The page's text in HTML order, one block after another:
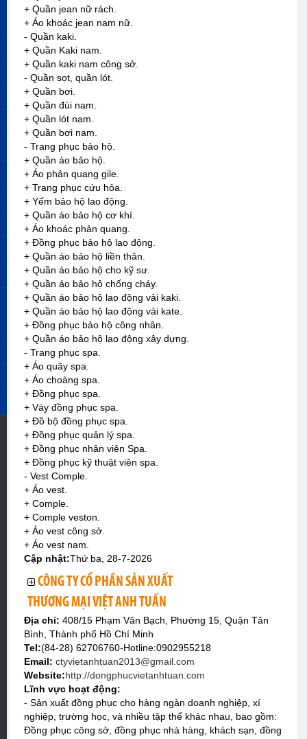
+ Quần jean nữ rách.
+ Áo khoác jean nam nữ.
- Quần kaki.
+ Quần Kaki nam.
+ Quần kaki nam công sở.
- Quần sọt, quần lót.
+ Quần bơi.
+ Quần đùi nam.
+ Quần lót nam.
+ Quần bơi nam.
- Trang phục bảo hộ.
+ Quần áo bảo hộ.
+ Áo phản quang gile.
+ Trang phục cứu hỏa.
+ Yếm bảo hộ lao động.
+ Quần áo bảo hộ cơ khí.
+ Áo khoác phản quang.
+ Đồng phục bảo hộ lao động.
+ Quần áo bảo hộ liền thân.
+ Quần áo bảo hộ cho kỹ sư.
+ Quần áo bảo hộ chống cháy.
+ Quần áo bảo hộ lao động vải kaki.
+ Quần áo bảo hộ lao động vải kate.
+ Đồng phục bảo hộ công nhân.
+ Quần áo bảo hộ lao động xây dựng.
- Trang phục spa.
+ Áo quây spa.
+ Áo choàng spa.
+ Đồng phục spa.
+ Váy đồng phục spa.
+ Đồ bộ đồng phục spa.
+ Đồng phục quản lý spa.
+ Đồng phục nhân viên Spa.
+ Đồng phục kỹ thuật viên spa.
- Vest Comple.
+ Áo vest.
+ Comple.
+ Comple veston.
+ Áo vest công sở.
+ Áo vest nam.
Cập nhật:Thứ ba, 28-7-2026
CÔNG TY CỔ PHẦN SẢN XUẤT
THƯƠNG MẠI VIỆT ANH TUẤN
Địa chỉ: 408/15 Phạm Văn Bạch, Phường 15, Quận Tân
Bình, Thành phố Hồ Chí Minh
Tel:(84-28) 62706760-Hotline:0902955218
Email: ctyvietanhtuan2013@gmail.com
Website:http://dongphucvietanhtuan.com
Lĩnh vực hoạt động:
- Sản xuất đồng phục cho hàng ngàn doanh nghiệp, xí
nghiệp, trường học, và nhiều tập thể khác nhau, bao gồm:
Đồng phục công sở, đồng phục nhà hàng, khách sạn, đồng